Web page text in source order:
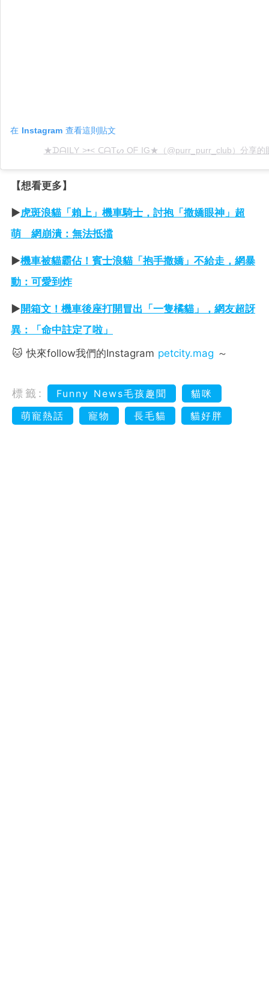
在 Instagram 查看這則貼文
★ᗪᗩIᒪY >•< ᑕᗩTᔕ Oᖴ IG★（@purr_purr_club）分享的
【想看更多】
►虎斑浪貓「賴上」機車騎士，討抱「撒嬌眼神」超
萌 網崩潰：無法抵擋
►機車被貓霸佔！賓士浪貓「抱手撒嬌」不給走，網暴
動：可愛到炸
►開箱文！機車後座打開冒出「一隻橘貓」，網友超訝
異：「命中註定了啦」
🐱 快來follow我們的Instagram petcity.mag ～
標籤: Funny News毛孩趣聞
貓咪
萌寵熱話
寵物 長毛貓 貓好胖